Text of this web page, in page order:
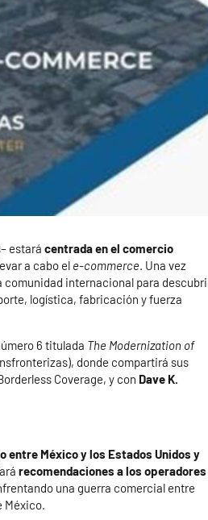
estará centrada en el comercio
a cabo el e-commerce . Una vez
comunidad internacional para
logística, fabricación y fuerza
6 titulada The Modernization of
donde compartirá sus
Coverage, y con Dave K.
México y los Estados Unidos y
recomendaciones a los operadores
una guerra comercial entre